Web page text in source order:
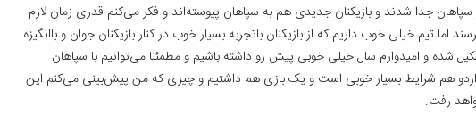
سپاهان جدا شدند و بازیکنان جدیدی هم به سپاهان پیوسته‌اند و فکر می‌کنم قدری زمان لازم
اما تیم خیلی خوب داریم که از بازیکنان باتجربه بسیار خوب در کنار بازیکنان جوان و باانگیزه
شده و امیدوارم سال خیلی خوبی پیش رو داشته باشیم و مطمئنا می‌توانیم با سپاهان
اردو هم شرایط بسیار خوبی است و یک بازی‌ هم داشتیم و چیزی که من پیش‌بینی می‌کنم این
رفت.